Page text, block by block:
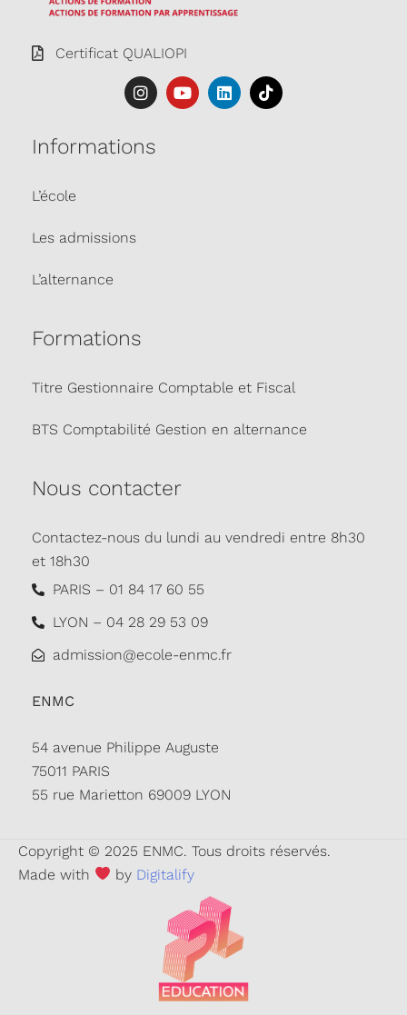
Certificat QUALIOPI
Informations
L’école
Les admissions
L’alternance
Formations
Titre Gestionnaire Comptable et Fiscal
BTS Comptabilité Gestion en alternance
Nous contacter
Contactez-nous du lundi au vendredi entre 8h30
et 18h30
PARIS – 01 84 17 60 55
LYON – 04 28 29 53 09
admission@ecole-enmc.fr
ENMC
54 avenue Philippe Auguste
75011 PARIS
55 rue Marietton 69009 LYON
Copyright © 2025 ENMC. Tous droits réservés.
Made with
by Digitalify